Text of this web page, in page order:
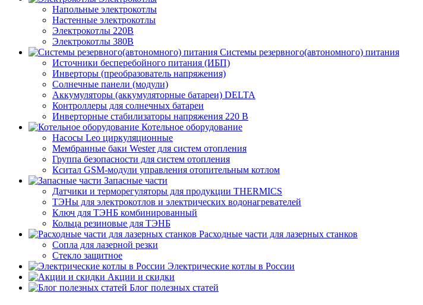
Напольные электрокотлы
Настенные электрокотлы
Электрокотлы 220В
Электрокотлы 380В
Системы резервного(автономного) питания
Источники бесперебойного питания (ИБП)
Инверторы (преобразователь напряжения)
Солнечные панели (модули)
Аккумуляторы (аккумуляторные батареи) DELTA
Контроллеры для солнечных батареи
Инверторные стабилизаторы напряжения 220 В
Котельное оборудование
Насосы Leo циркуляционные
Мембранные баки Wester для систем отопления
Группа безопасности для систем отопления
Кситал GSM-модули управления отопительным котлом
Запасные части
Датчики и терморегуляторы для продукции THERMICS
ТЭНы для электрокотлов и электрических водонагревателей
Ключ для ТЭНБ комбинированный
Кольца резиновые для ТЭНБ
Расходные части для лазерных станков
Сопла для лазерной резки
Стекло защитное
Электрические котлы в России
Акции и скидки
Блог полезных статей